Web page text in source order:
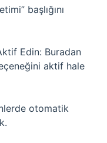
başlığını
Edin: Buradan
aktif hale
otomatik